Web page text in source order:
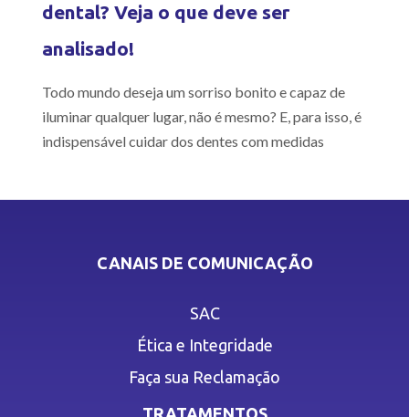
dental? Veja o que deve ser
analisado!
Todo mundo deseja um sorriso bonito e capaz de
iluminar qualquer lugar, não é mesmo? E, para isso, é
indispensável cuidar dos dentes com medidas
CANAIS DE COMUNICAÇÃO
SAC
Ética e Integridade
Faça sua Reclamação